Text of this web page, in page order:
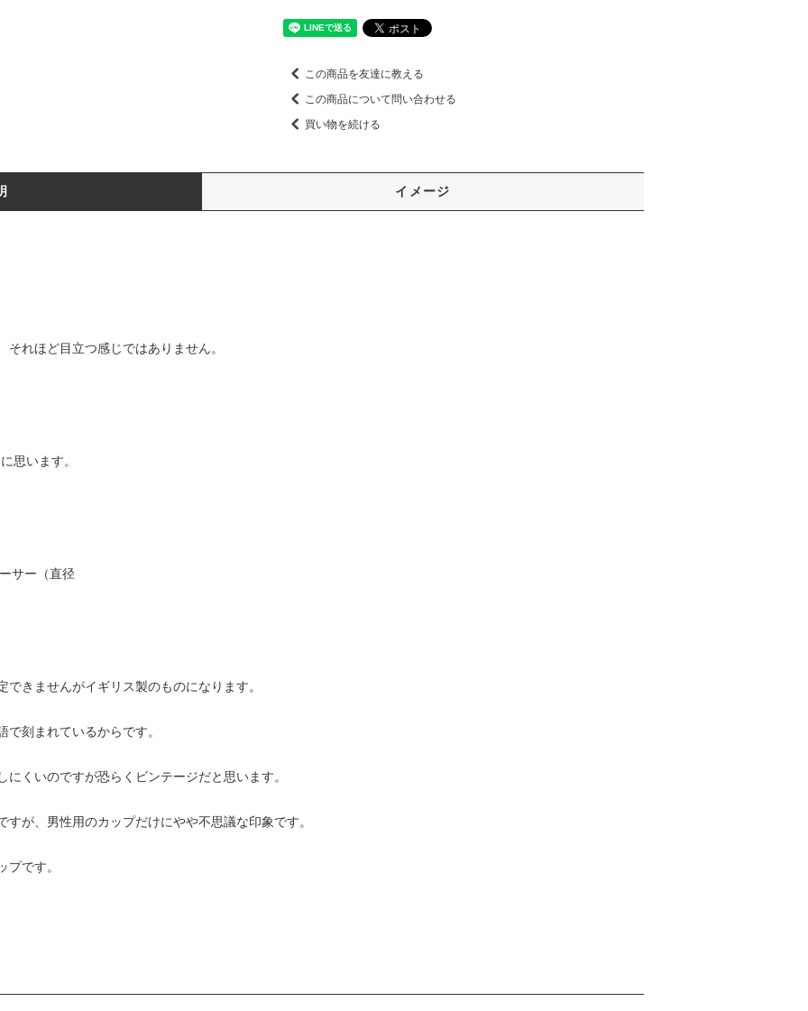
この商品を友達に教える
この商品について問い合わせる
買い物を続ける
イメージ
れほど目立つ感じではありません。
思います。
サー（直径
きませんがイギリス製のものになります。
刻まれているからです。
くいのですが恐らくビンテージだと思います。
が、男性用のカップだけにやや不思議な印象です。
プです。